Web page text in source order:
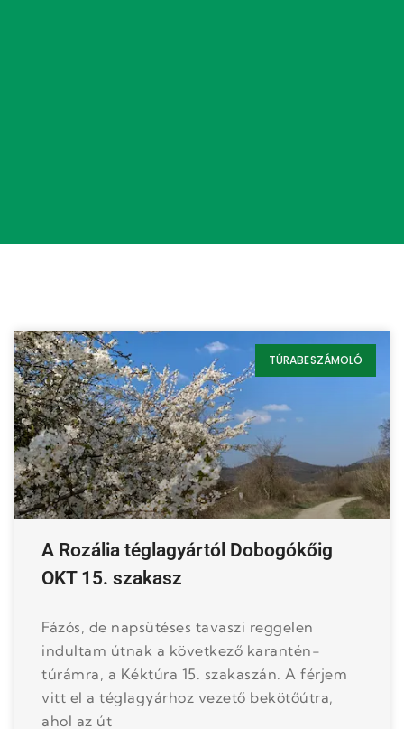
TÚRABESZÁMOLÓ
A Rozália téglagyártól Dobogókőig
OKT 15. szakasz
Fázós, de napsütéses tavaszi reggelen
indultam útnak a következő karantén-
túrámra, a Kéktúra 15. szakaszán. A férjem
vitt el a téglagyárhoz vezető bekötőútra,
ahol az út